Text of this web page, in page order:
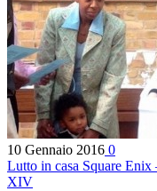
10 Gennaio 2016 0
Lutto in casa Square Enix
XIV